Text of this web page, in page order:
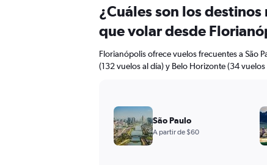
¿Cuáles son los
que volar desde
Florianópolis ofrece vuelos frecuentes a São
(132 vuelos al día) y Belo Horizonte (34 vuelos
São Paulo
A partir de $60